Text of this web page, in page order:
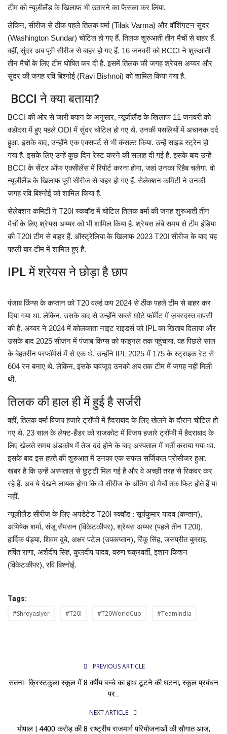
लाइफस्टाइल
ब्रेकिंग न्यूज़
व्यापार
टीम को न्यूजीलैंड के खि‍लाफ भी उतारने का फैसला कर लिया.
लेकिन, सीरीज से ठीक पहले तिलक वर्मा (Tilak Varma) और वॉश‍िंगटन सुंदर
(Washington Sundar) चोटिल हो गए हैं. तिलक शुरुआती तीन मैचों से बाहर हैं.
वहीं, सुंदर अब पूरी सीरीज से बाहर हो गए हैं. 16 जनवरी को BCCI ने शुरुआती
तीन मैचों के लिए टीम घोष‍ित कर दी है. इसमें तिलक की जगह श्रेयस अय्यर और
सुंदर की जगह रवि बिश्नोई (Ravi Bishnoi) को शामिल किया गया है.
BCCI ने क्या बताया?
BCCI की ओर से जारी बयान के अनुसार, न्यूजीलैंड के ख‍िलाफ 11 जनवरी को
वडोदरा में हुए पहले ODI में सुंदर चोटिल हो गए थे. उनकी पसलियों में अचानक दर्द
हुआ. इसके बाद, उन्होंने एक एक्सपर्ट से भी कंसल्ट किया. उन्हें साइड स्ट्रेन हो
गया है. इसके लिए उन्हें कुछ दिन रेस्ट करने की सलाह दी गई है. इसके बाद उन्हें
BCCI के सेंटर ऑफ एक्सीलेंस में रिपोर्ट करना होगा, जहां उनका रिहैब चलेगा. वो
न्यूजीलैंड के ख‍िलाफ पूरी सीरीज से बाहर हो गए हैं. सेलेक्शन कमिटी ने उनकी
जगह रवि बिश्नोई को शामिल किया है.
सेलेक्शन कमिटी ने T20I स्कवॉड में चोटिल तिलक वर्मा की जगह शुरुआती तीन
मैचों के लिए श्रेयस अय्यर को भी शामिल किया है. श्रेयस लंबे समय से टीम इंडिया
की T20I टीम से बाहर हैं. ऑस्ट्रेलिया के खिलाफ 2023 T20I सीरीज के बाद यह
पहली बार टीम में शामिल हुए हैं.
IPL में श्रेयस ने छोड़ा है छाप
पंजाब किंग्स के कप्तान को T20 वर्ल्ड कप 2024 से ठीक पहले टीम से बाहर कर
दिया गया था. लेकिन, उसके बाद से उन्होंने सबसे छोटे फॉर्मेट में ज़बरदस्त वापसी
की है. अय्यर ने 2024 में कोलकाता नाइट राइडर्स को IPL का खिताब दिलाया और
उसके बाद 2025 सीज़न में पंजाब किंग्स को फाइनल तक पहुंचाया. वह पिछले साल
के बेहतरीन परफॉर्मर्स में से एक थे. उन्होंने IPL 2025 में 175 के स्ट्राइक रेट से
604 रन बनाए थे. लेकिन, इसके बावजूद उनको अब तक टीम में जगह नहीं मिली
थी.
तिलक की हाल ही में हुई है सर्जरी
वहीं, तिलक वर्मा विजय हजारे ट्रॉफी में हैदराबाद के लिए खेलने के दौरान चोटिल हो
गए थे. 23 साल के लेफ्ट-हैंडर को राजकोट में विजय हजारे ट्रॉफी में हैदराबाद के
लिए खेलते समय अंडकोष में तेज दर्द होने के बाद अस्पताल में भर्ती कराया गया था.
इसके बाद इस हफ़्ते की शुरुआत में उनका एक सफल सर्जिकल प्रोसीजर हुआ.
खबर है कि उन्हें अस्पताल से छुट्टी मिल गई है और वे अच्छी तरह से रिकवर कर
रहे हैं. अब ये देखने लायक होगा कि वो सीरीज के अंतिम दो मैचों तक फिट होते हैं या
नहीं.
न्यूजीलैंड सीरीज के लिए अपडेटेड T20I स्क्वॉड : सूर्यकुमार यादव (कप्तान),
अभ‍िषेक शर्मा, संजू सैमसन (विकेटकीपर), श्रेयस अय्यर (पहले तीन T20I),
हार्दि‍क पंड्या, श‍िवम दुबे, अक्षर पटेल (उपकप्तान), रिंकू सिंह, जसप्रीत बुमराह,
हर्षि‍त राणा, अर्शदीप सिंह, कुलदीप यादव, वरुण चक्रवर्ती, इशान किशन
(विकेटकीपर), रवि बिश्नोई.
Tags:
#ShreyasIyer #T20I #T20WorldCup #TeamIndia
PREVIOUS ARTICLE
सतनाः क्रिस्टकुला स्कूल में 8 वर्षीय बच्चे का हाथ टूटने की घटना, स्कूल प्रबंधन
पर...
NEXT ARTICLE
भोपाल | 4400 करोड़ की 8 राष्ट्रीय राजमार्ग परियोजनाओं की सौगात आज,